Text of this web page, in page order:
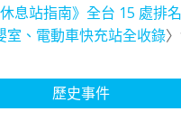
息站指南》全台 15 處排
室、電動車快充站全收錄
歷史事件